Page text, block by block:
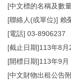
[中文標的名稱及數
[聯絡人(或單位)] 賴
[電話] 03-8906237
[截止日期]113年8
[開標日期]113年9
[中文財物出租公告